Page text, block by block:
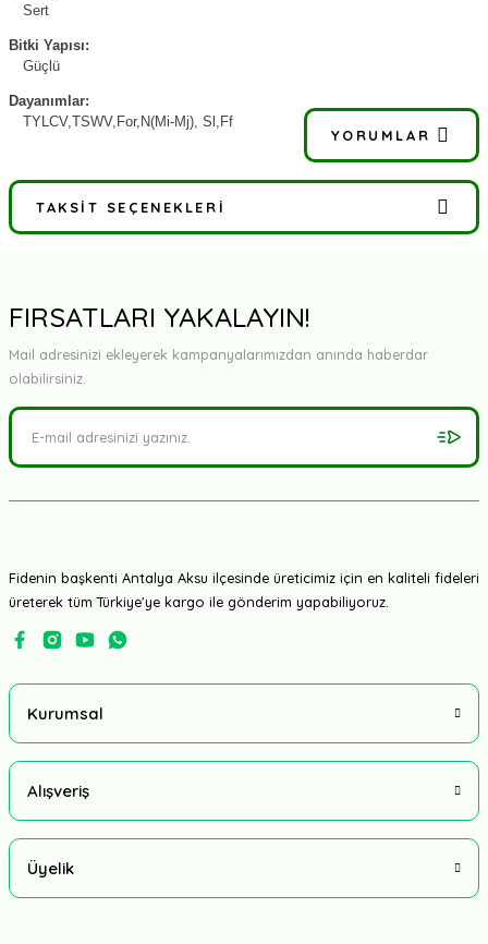
Sert
Bitki Yapısı:
Güçlü
Dayanımlar:
TYLCV,TSWV,For,N(Mi-Mj), Sl,Ff
YORUMLAR
Bu ürüne ilk yorumu siz yapın!
TAKSIT SEÇENEKLERI
FIRSATLARI YAKALAYIN!
Mail adresinizi ekleyerek kampanyalarımızdan anında haberdar
olabilirsiniz.
Fidenin başkenti Antalya Aksu ilçesinde üreticimiz için en kaliteli fideleri
üreterek tüm Türkiye'ye kargo ile gönderim yapabiliyoruz.
Kurumsal
Alışveriş
Üyelik